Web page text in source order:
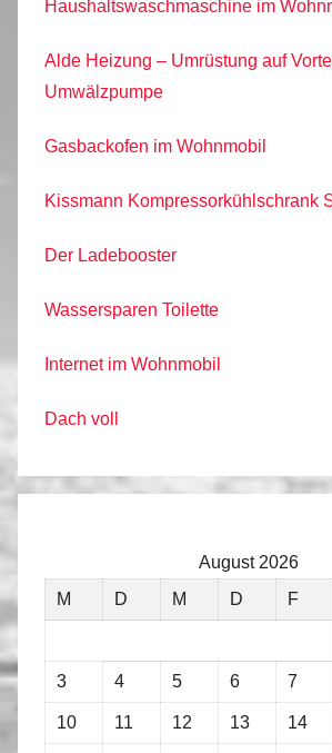
Haushaltswaschmaschine im
Alde Heizung – Umrüstung auf
Umwälzpumpe
Gasbackofen im Wohnmobil
Kissmann Kompressorkühlschrank
Der Ladebooster
Wassersparen Toilette
Internet im Wohnmobil
Dach voll
August 2026
M
D M D F
3 4 5 6 7
10 11 12 13 14